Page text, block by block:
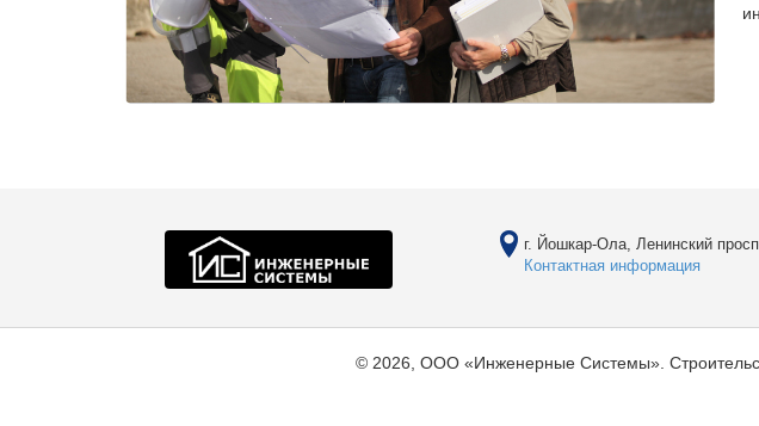
г. Йошкар-Ола, Ленинский
Контактная информация
© 2026, ООО «Инженерные Системы».